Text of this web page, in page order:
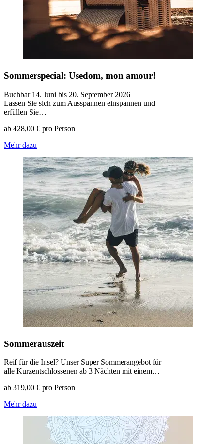
Sommerspecial: Usedom, mon amour!
Buchbar 14. Juni bis 20. September 2026
Lassen Sie sich zum Ausspannen einspannen und
erfüllen Sie…
ab 428,00 € pro Person
Mehr dazu
Sommerauszeit
Reif für die Insel? Unser Super Sommerangebot für
alle Kurzentschlossenen ab 3 Nächten mit einem…
ab 319,00 € pro Person
Mehr dazu